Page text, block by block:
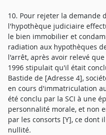
10. Pour rejeter la demande
l'hypothèque judiciaire
le bien immobilier et
radiation aux hypothèques
l'arrêt, après avoir relevé
1996 stipulait qu'il était
Bastide de [Adresse 4],
en cours d'immatriculation
été conclu par la SCI à une
personnalité morale, et non
par les consorts [Y], ce dont
nullité.